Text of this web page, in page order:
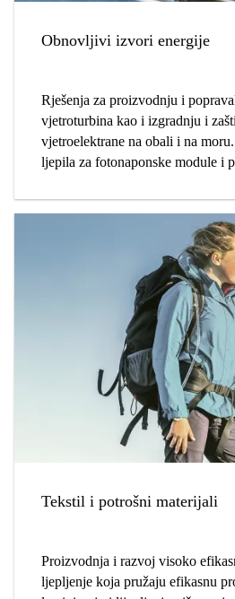
Obnovljivi izvori energije
Rješenja za proizvodnju i
vjetroturbina kao i izgradnju i
vjetroelektrane na obali i na moru.
ljepila za fotonaponske module i
Tekstil i potrošni materijali
Proizvodnja i razvoj visoko
ljepljenje koja pružaju efikasnu